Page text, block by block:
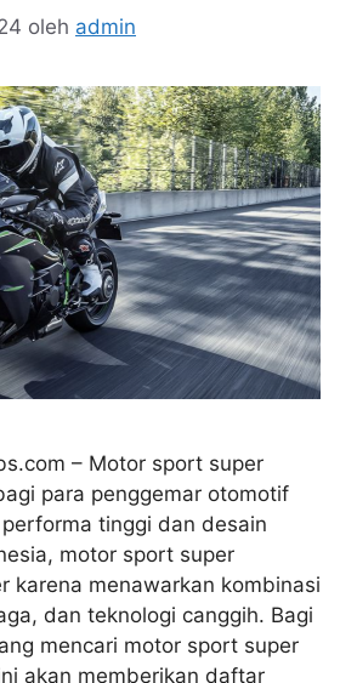
oleh admin
– Motor sport super
para penggemar otomotif
tinggi dan desain
motor sport super
karena menawarkan kombinasi
dan teknologi canggih. Bagi
mencari motor sport super
akan memberikan daftar